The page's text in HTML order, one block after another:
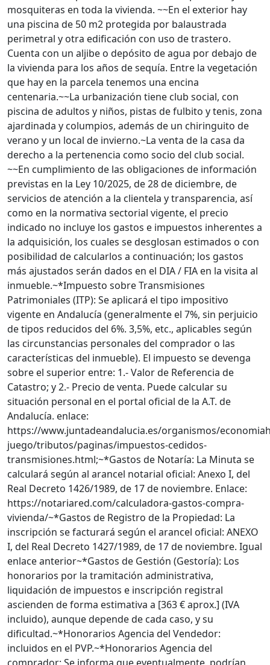
mosquiteras en toda la vivienda. ~~En el exterior hay
una piscina de 50 m2 protegida por balaustrada
perimetral y otra edificación con uso de trastero.
Cuenta con un aljibe o depósito de agua por debajo de
la vivienda para los años de sequía. Entre la vegetación
que hay en la parcela tenemos una encina
centenaria.~~La urbanización tiene club social, con
piscina de adultos y niños, pistas de fulbito y tenis, zona
ajardinada y columpios, además de un chiringuito de
verano y un local de invierno.~La venta de la casa da
derecho a la pertenencia como socio del club social.
~~En cumplimiento de las obligaciones de información
previstas en la Ley 10/2025, de 28 de diciembre, de
servicios de atención a la clientela y transparencia, así
como en la normativa sectorial vigente, el precio
indicado no incluye los gastos e impuestos inherentes a
la adquisición, los cuales se desglosan estimados o con
posibilidad de calcularlos a continuación; los gastos
más ajustados serán dados en el DIA / FIA en la visita al
inmueble.~*Impuesto sobre Transmisiones
Patrimoniales (ITP): Se aplicará el tipo impositivo
vigente en Andalucía (generalmente el 7%, sin perjuicio
de tipos reducidos del 6%. 3,5%, etc., aplicables según
las circunstancias personales del comprador o las
características del inmueble). El impuesto se devenga
sobre el superior entre: 1.- Valor de Referencia de
Catastro; y 2.- Precio de venta. Puede calcular su
situación personal en el portal oficial de la A.T. de
Andalucía. enlace:
https://www.juntadeandalucia.es/organismos/
juego/tributos/paginas/impuestos-cedidos-
transmisiones.html;~*Gastos de Notaría: La Minuta se
calculará según al arancel notarial oficial: Anexo I, del
Real Decreto 1426/1989, de 17 de noviembre. Enlace:
https://notariared.com/calculadora-gastos-compra-
vivienda/~*Gastos de Registro de la Propiedad: La
inscripción se facturará según el arancel oficial: ANEXO
I, del Real Decreto 1427/1989, de 17 de noviembre. Igual
enlace anterior~*Gastos de Gestión (Gestoría): Los
honorarios por la tramitación administrativa,
liquidación de impuestos e inscripción registral
ascienden de forma estimativa a [363 € aprox.] (IVA
incluido), aunque depende de cada caso, y su
dificultad.~*Honorarios Agencia del Vendedor:
incluidos en el PVP.~*Honorarios Agencia del